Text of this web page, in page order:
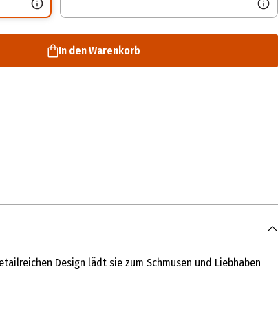
In den Warenkorb
Design lädt sie zum Schmusen und Liebhaben